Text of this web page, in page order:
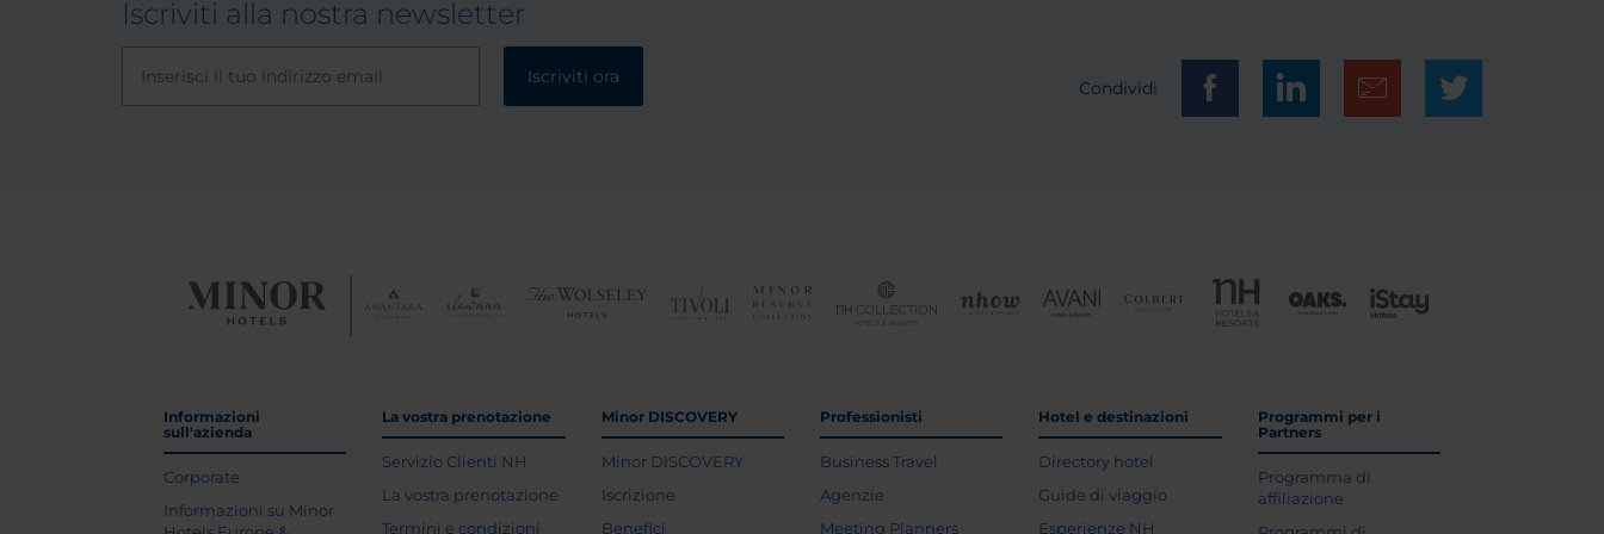
Iscriviti alla nostra newsletter
Iscriviti ora
Condividi
Informazioni
sull'azienda
Corporate
Informazioni su Minor
La vostra prenotazione
Servizio Clienti NH
La vostra prenotazione
Termini e condizioni
Minor DISCOVERY
Minor DISCOVERY
Iscrizione
Benefici
Professionisti
Business Travel
Agenzie
Meeting Planners
Hotel e destinazioni
Directory hotel
Guide di viaggio
Esperienze NH
Programmi per i
Partners
Programma di
affiliazione